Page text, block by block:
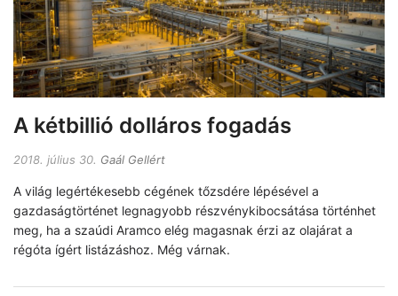
A kétbillió dolláros fogadás
2018. július 30. Gaál Gellért
A világ legértékesebb cégének tőzsdére lépésével a
gazdaságtörténet legnagyobb részvénykibocsátása történhet
meg, ha a szaúdi Aramco elég magasnak érzi az olajárat a
régóta ígért listázáshoz. Még várnak.